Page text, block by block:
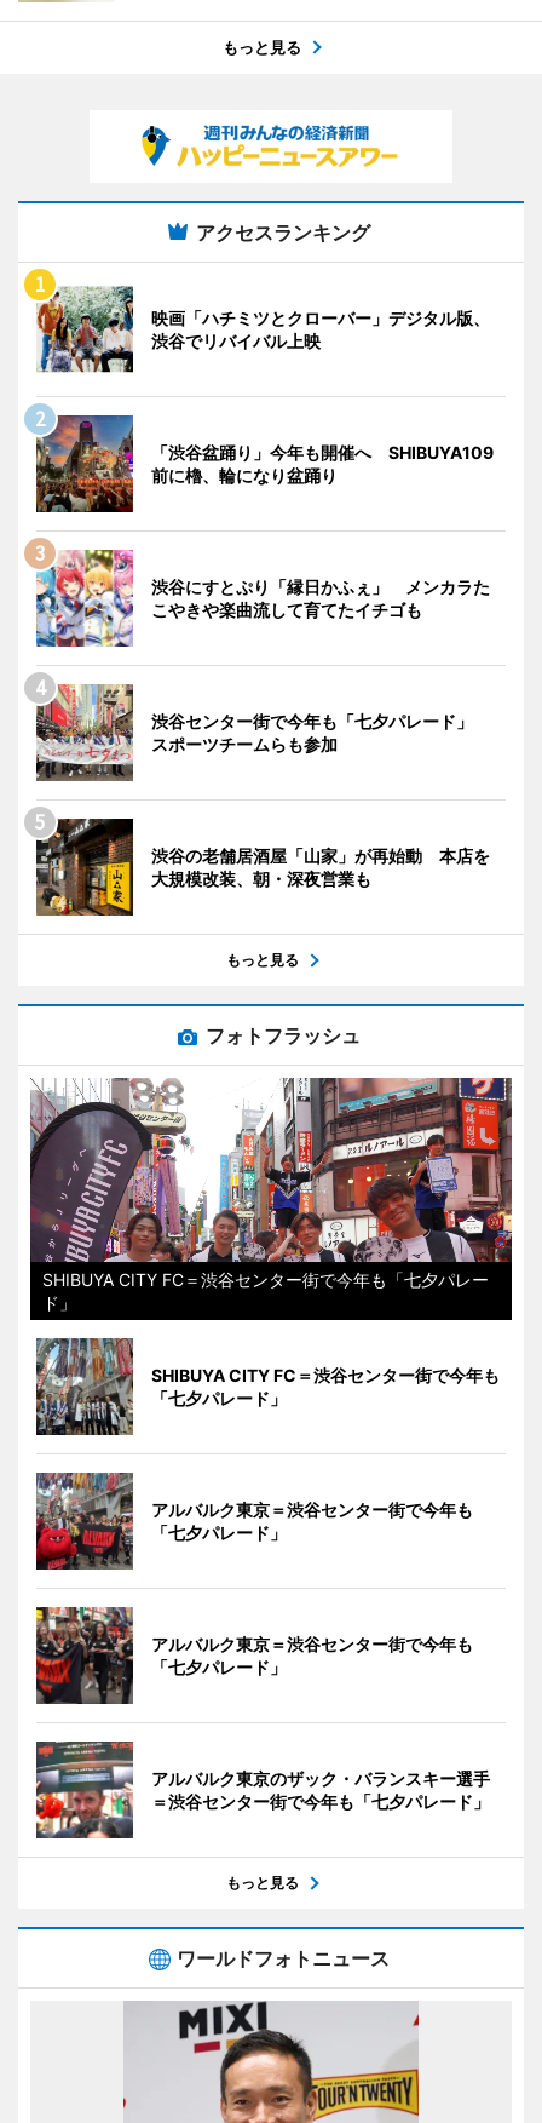
もっと見る
アクセスランキング
映画「ハチミツとクローバー」デジタル版、
渋谷でリバイバル上映
「渋谷盆踊り」今年も開催へ SHIBUYA109
前に櫓、輪になり盆踊り
渋谷にすとぷり「縁日かふぇ」 メンカラた
こやきや楽曲流して育てたイチゴも
渋谷センター街で今年も「七夕パレード」
スポーツチームらも参加
渋谷の老舗居酒屋「山家」が再始動 本店を
大規模改装、朝・深夜営業も
もっと見る
フォトフラッシュ
SHIBUYA CITY FC＝渋谷センター街で今年も「七夕パレー
ド」
SHIBUYA CITY FC＝渋谷センター街で今年も
「七夕パレード」
アルバルク東京＝渋谷センター街で今年も
「七夕パレード」
アルバルク東京＝渋谷センター街で今年も
「七夕パレード」
アルバルク東京のザック・バランスキー選手
＝渋谷センター街で今年も「七夕パレード」
もっと見る
ワールドフォトニュース